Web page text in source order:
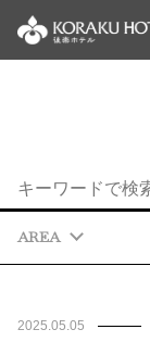
AREA
2025.05.05